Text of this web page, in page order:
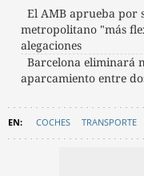
El AMB aprueba por
metropolitano "más
alegaciones
Barcelona eliminará
aparcamiento entre
COCHES TRANSPORTE